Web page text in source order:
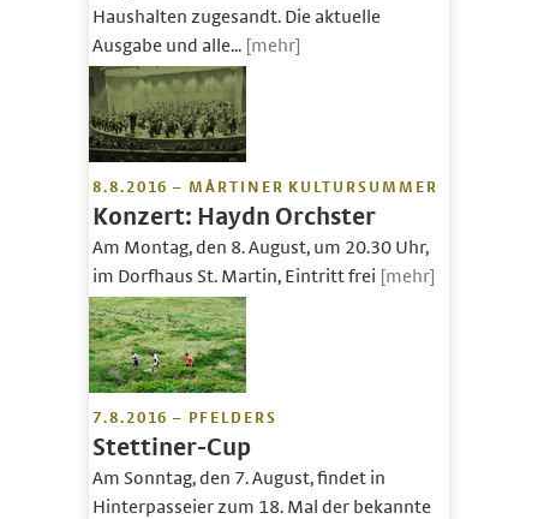
Haushalten zugesandt. Die aktuelle
Ausgabe und alle... [mehr]
8.8.2016 – MÅRTINER KULTURSUMMER
Konzert: Haydn Orchster
Am Montag, den 8. August, um 20.30 Uhr,
im Dorfhaus St. Martin, Eintritt frei [mehr]
7.8.2016 – PFELDERS
Stettiner-Cup
Am Sonntag, den 7. August, findet in
Hinterpasseier zum 18. Mal der bekannte